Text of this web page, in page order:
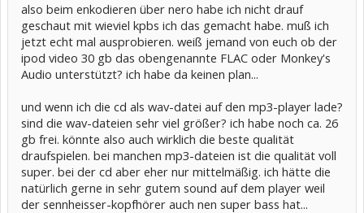
also beim enkodieren über nero habe ich nicht drauf
geschaut mit wieviel kpbs ich das gemacht habe. muß ich
jetzt echt mal ausprobieren. weiß jemand von euch ob der
ipod video 30 gb das obengenannte FLAC oder Monkey's
Audio unterstützt? ich habe da keinen plan...
und wenn ich die cd als wav-datei auf den mp3-player lade?
sind die wav-dateien sehr viel größer? ich habe noch ca. 26
gb frei. könnte also auch wirklich die beste qualität
draufspielen. bei manchen mp3-dateien ist die qualität voll
super. bei der cd aber eher nur mittelmäßig. ich hätte die
natürlich gerne in sehr gutem sound auf dem player weil
der sennheisser-kopfhörer auch nen super bass hat...